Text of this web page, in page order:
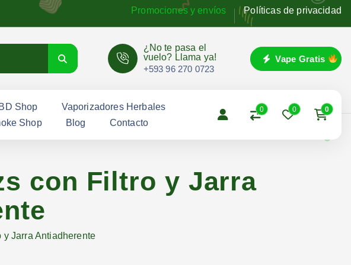
Promociones y envíos Políticas de privacidad
¿No te pasa el
vuelo? Llama ya!
+593 96 270 0723
Vape Gratis
Shop
Vaporizadores Herbales
Shop Blog Contacto
0 0 0
con Filtro y Jarra
Jarra Antiadherente